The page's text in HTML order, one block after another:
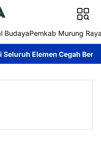
BudayaPemkab Murung
Cegah Bencana